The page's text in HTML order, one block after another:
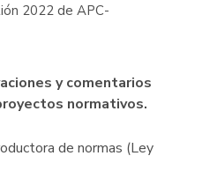
2022 de APC-
y comentarios
normativos.
de normas (Ley